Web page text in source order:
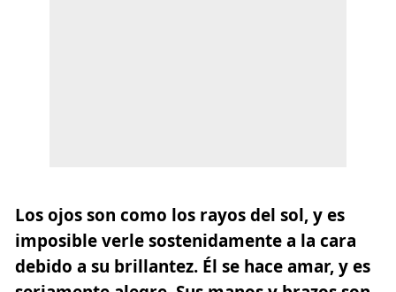
Los ojos son como los rayos del sol, y es
imposible verle sostenidamente a la cara
debido a su brillantez. Él se hace amar, y es